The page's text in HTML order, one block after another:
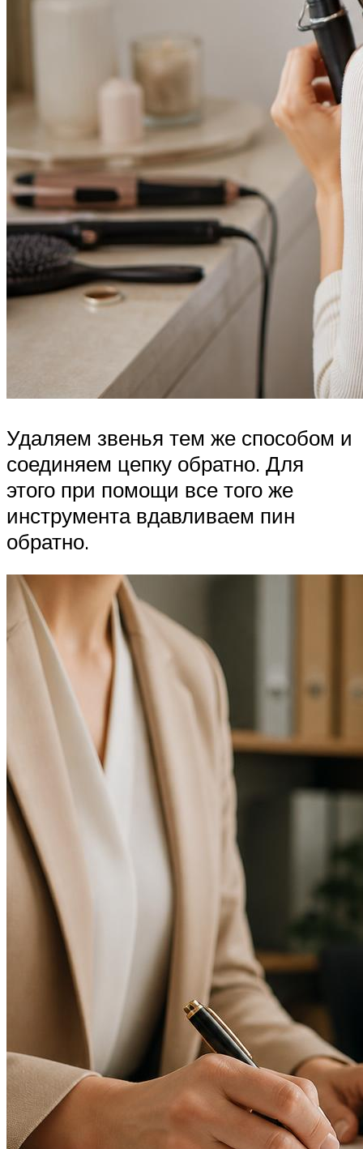
Удаляем звенья тем же способом и
соединяем цепку обратно. Для
этого при помощи все того же
инструмента вдавливаем пин
обратно.